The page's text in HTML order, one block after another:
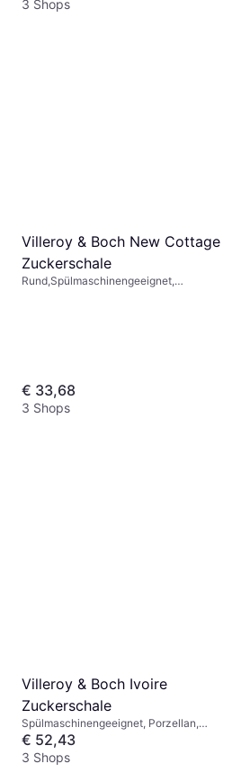
3 Shops
Villeroy & Boch New Cottage
Zuckerschale
Rund,Spülmaschinengeeignet,
€ 33,68
3 Shops
Villeroy & Boch Ivoire
Zuckerschale
Spülmaschinengeeignet, Porzellan,
Weiß, Gold, Beige
€ 52,43
3 Shops